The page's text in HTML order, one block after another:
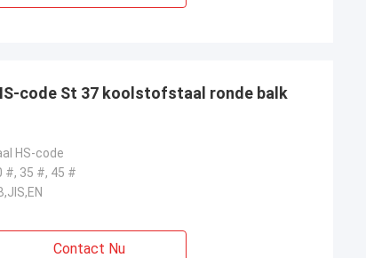
code St 37 koolstofstaal ronde balk
HS-code
#, 35 #, 45 #
Contact Nu